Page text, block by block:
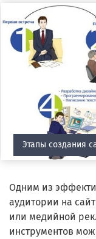
Этапы создания
Одним из
аудитории на
или медийной
инструментов